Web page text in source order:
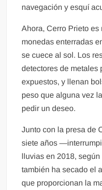
navegación y esquí
Ahora, Cerro Prieto
monedas enterradas
se cuece al sol. Los
detectores de metales
expuestos, y llenan
peso que alguna vez
pedir un deseo.
Junto con la presa de
siete años
lluvias en 2018,
también ha secado el
que proporcionan la